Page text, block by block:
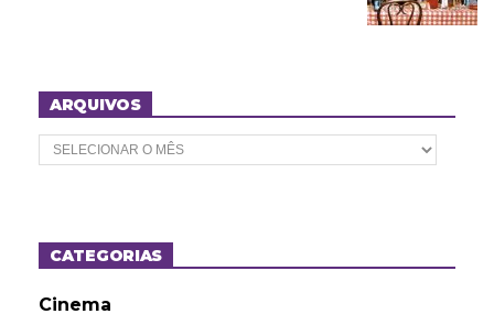
ARQUIVOS
A
r
o
sCATEGORIAS
Cinema